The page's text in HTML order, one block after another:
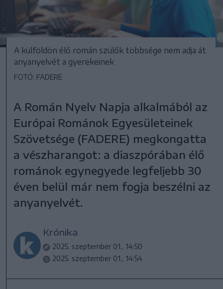
A külföldön élő román szülők többsége nem adja át
anyanyelvét a gyerekeinek
FOTÓ: FADERE
A Román Nyelv Napja alkalmából az
Európai Románok Egyesületeinek
Szövetsége (FADERE) megkongatta
a vészharangot: a diaszpórában élő
románok egynegyede legfeljebb 30
éven belül már nem fogja beszélni az
anyanyelvét.
Krónika
2025. szeptember 01., 14:50
2025. szeptember 01., 14:54